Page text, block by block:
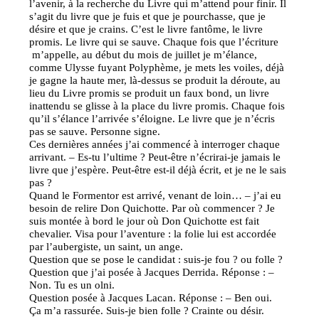
l’avenir, à la recherche du Livre qui m’attend pour finir. Il
s’agit du livre que je fuis et que je pourchasse, que je
désire et que je crains. C’est le livre fantôme, le livre
promis. Le livre qui se sauve. Chaque fois que l’écriture
m’appelle, au début du mois de juillet je m’élance,
comme Ulysse fuyant Polyphème, je mets les voiles, déjà
je gagne la haute mer, là-dessus se produit la déroute, au
lieu du Livre promis se produit un faux bond, un livre
inattendu se glisse à la place du livre promis. Chaque fois
qu’il s’élance l’arrivée s’éloigne. Le livre que je n’écris
pas se sauve. Personne signe.
Ces dernières années j’ai commencé à interroger chaque
arrivant. – Es-tu l’ultime ? Peut-être n’écrirai-je jamais le
livre que j’espère. Peut-être est-il déjà écrit, et je ne le sais
pas ?
Quand le Formentor est arrivé, venant de loin… – j’ai eu
besoin de relire Don Quichotte. Par où commencer ? Je
suis montée à bord le jour où Don Quichotte est fait
chevalier. Visa pour l’aventure : la folie lui est accordée
par l’aubergiste, un saint, un ange.
Question que se pose le candidat : suis-je fou ? ou folle ?
Question que j’ai posée à Jacques Derrida. Réponse : –
Non. Tu es un olni.
Question posée à Jacques Lacan. Réponse : – Ben oui.
Ça m’a rassurée. Suis-je bien folle ? Crainte ou désir.